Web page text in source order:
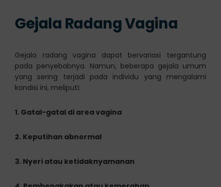
Gejala Radang Vagina
Gejala radang vagina dapat bervariasi tergantung
pada penyebabnya. Namun, beberapa gejala umum
yang sering terjadi pada individu yang mengalami
kondisi ini, meliputi:
1. Gatal-gatal di area vagina
2. Keputihan abnormal
3. Nyeri atau ketidaknyamanan